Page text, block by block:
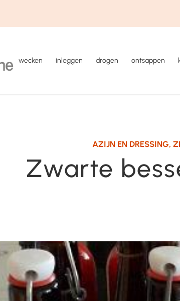
wecken inleggen drogen ontsappen
AZIJN EN DRESSING,
Zwarte